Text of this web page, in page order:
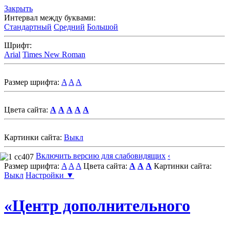
Закрыть
Интервал между буквами:
Стандартный Средний Большой
Шрифт:
Arial Times New Roman
Размер шрифта: A A A
Цвета сайта: A A A A A
Картинки сайта: Выкл
Включить версию для слабовидящих ‹
Размер шрифта: A A A Цвета сайта: A A A Картинки сайта:
Выкл Настройки ▼
«Центр дополнительного